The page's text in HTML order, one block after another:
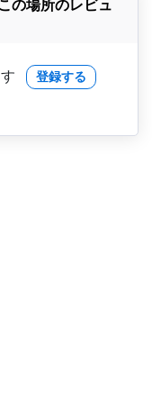
の場所のレビュ
登録する